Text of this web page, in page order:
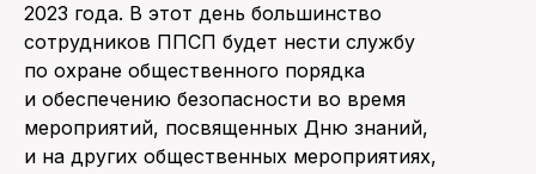
2023 года. В этот день большинство
сотрудников ППСП будет нести службу
по охране общественного порядка
и обеспечению безопасности во время
мероприятий, посвященных Дню знаний,
и на других общественных мероприятиях,